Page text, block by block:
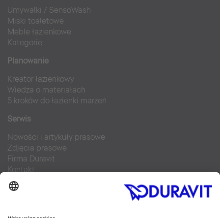
Umywalki / SensoWash
Miski toaletowe
Meble łazienkowe
Kategorie
Planowanie
Kreator łazienkowy
Wiedza o materiałach
5 kroków do łazienki marzeń
Serwis
Nowości i artykuły prasowe
Zdjęcia prasowe
Firma Duravit
Kontakt
Najczęściej zadawane pytania